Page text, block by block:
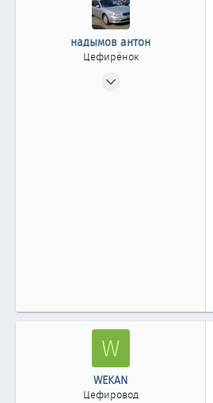
надымов антон
Цефирёнок
W
WEKAN
Цефировод